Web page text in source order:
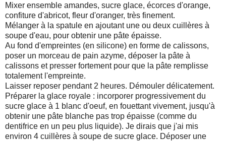
Mixer ensemble amandes, sucre glace, écorces d'orange,
confiture d'abricot, fleur d'oranger, très finement.
Mélanger à la spatule en ajoutant une ou deux cuillères à
soupe d'eau, pour obtenir une pâte épaisse.
Au fond d'empreintes (en silicone) en forme de calissons,
poser un morceau de pain azyme, déposer la pâte à
calissons et presser fortement pour que la pâte remplisse
totalement l'empreinte.
Laisser reposer pendant 2 heures. Démouler délicatement.
Préparer la glace royale : incorporer progressivement du
sucre glace à 1 blanc d'oeuf, en fouettant vivement, jusqu'à
obtenir une pâte blanche pas trop épaisse (comme du
dentifrice en un peu plus liquide). Je dirais que j'ai mis
environ 4 cuillères à soupe de sucre glace. Déposer une